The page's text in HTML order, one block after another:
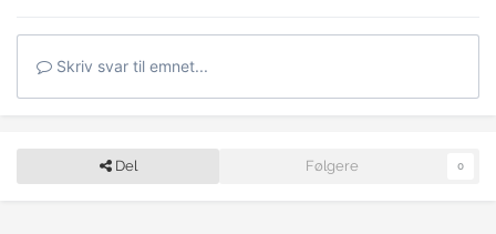
Skriv svar til emnet...
Del Følgere 0